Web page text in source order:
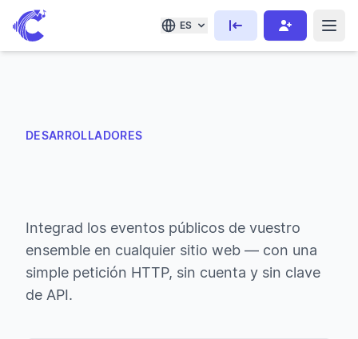
ES
DESARROLLADORES
Integrad los eventos públicos de vuestro
ensemble en cualquier sitio web — con una
simple petición HTTP, sin cuenta y sin clave
de API.